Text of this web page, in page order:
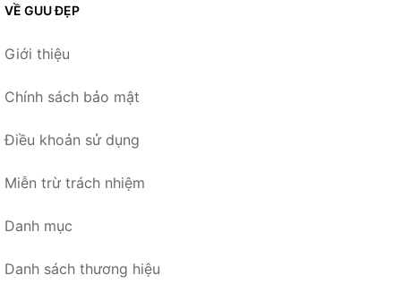
VỀ GUU ĐẸP
Giới thiệu
Chính sách bảo mật
Điều khoản sử dụng
Miễn trừ trách nhiệm
Danh mục
Danh sách thương hiệu